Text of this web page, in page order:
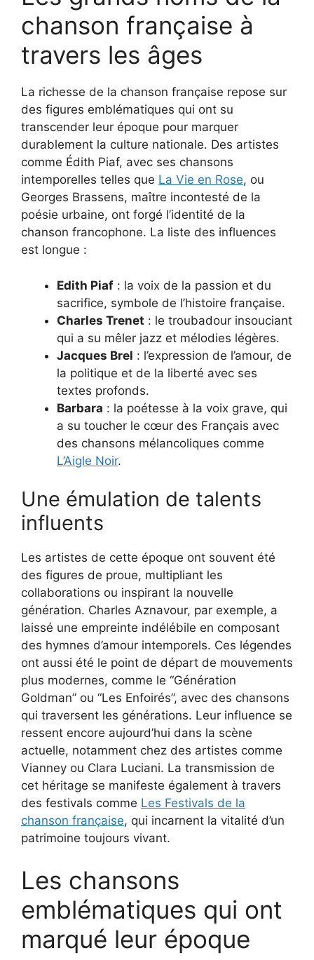
chanson française à
travers les âges
La richesse de la chanson française repose sur
des figures emblématiques qui ont su
transcender leur époque pour marquer
durablement la culture nationale. Des artistes
comme Édith Piaf, avec ses chansons
intemporelles telles que La Vie en Rose, ou
Georges Brassens, maître incontesté de la
poésie urbaine, ont forgé l’identité de la
chanson francophone. La liste des influences
est longue :
Edith Piaf : la voix de la passion et du
sacrifice, symbole de l’histoire française.
Charles Trenet : le troubadour insouciant
qui a su mêler jazz et mélodies légères.
Jacques Brel : l’expression de l’amour, de
la politique et de la liberté avec ses
textes profonds.
Barbara : la poétesse à la voix grave, qui
a su toucher le cœur des Français avec
des chansons mélancoliques comme
L’Aigle Noir.
Une émulation de talents
influents
Les artistes de cette époque ont souvent été
des figures de proue, multipliant les
collaborations ou inspirant la nouvelle
génération. Charles Aznavour, par exemple, a
laissé une empreinte indélébile en composant
des hymnes d’amour intemporels. Ces légendes
ont aussi été le point de départ de mouvements
plus modernes, comme le “Génération
Goldman” ou “Les Enfoirés”, avec des chansons
qui traversent les générations. Leur influence se
ressent encore aujourd’hui dans la scène
actuelle, notamment chez des artistes comme
Vianney ou Clara Luciani. La transmission de
cet héritage se manifeste également à travers
des festivals comme Les Festivals de la
chanson française, qui incarnent la vitalité d’un
patrimoine toujours vivant.
Les chansons
emblématiques qui ont
marqué leur époque